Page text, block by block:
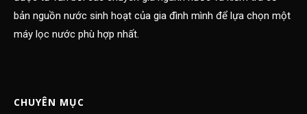
bản nguồn nước sinh hoạt của gia đình mình để lựa chọn một
máy lọc nước phù hợp nhất.
CHUYÊN MỤC